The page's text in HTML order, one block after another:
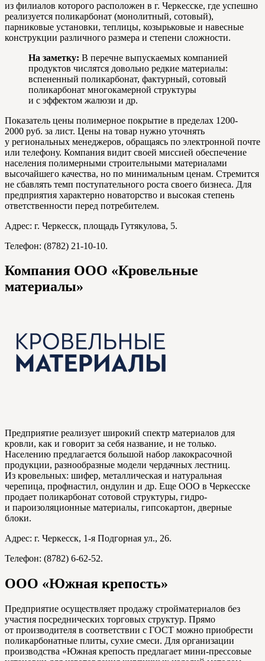
из филиалов которого расположен в г. Черкесске, где успешно
реализуется поликарбонат (монолитный, сотовый),
парниковые установки, теплицы, козырьковые и навесные
конструкции различного размера и степени сложности.
На заметку: В перечне выпускаемых компанией
продуктов числятся довольно редкие материалы:
вспененный поликарбонат, фактурный, сотовый
поликарбонат многокамерной структуры
и с эффектом жалюзи и др.
Показатель цены полимерное покрытие в пределах 1200-
2000 руб. за лист. Цены на товар нужно уточнять
у региональных менеджеров, обращаясь по электронной почте
или телефону. Компания видит своей миссией обеспечение
населения полимерными строительными материалами
высочайшего качества, но по минимальным ценам. Стремится
не сбавлять темп поступательного роста своего бизнеса. Для
предприятия характерно новаторство и высокая степень
ответственности перед потребителем.
Адрес: г. Черкесск, площадь Гутякулова, 5.
Телефон: (8782) 21-10-10.
Компания ООО «Кровельные
материалы»
Предприятие реализует широкий спектр материалов для
кровли, как и говорит за себя название, и не только.
Населению предлагается большой набор лакокрасочной
продукции, разнообразные модели чердачных лестниц.
Из кровельных: шифер, металлическая и натуральная
черепица, профнастил, ондулин и др. Еще ООО в Черкесске
продает поликарбонат сотовой структуры, гидро-
и пароизоляционные материалы, гипсокартон, дверные
блоки.
Адрес: г. Черкесск, 1-я Подгорная ул., 26.
Телефон: (8782) 6-62-52.
ООО «Южная крепость»
Предприятие осуществляет продажу стройматериалов без
участия посреднических торговых структур. Прямо
от производителя в соответствии с ГОСТ можно приобрести
поликарбонатные плиты, сухие смеси. Для организации
производства «Южная крепость предлагает мини-прессовые